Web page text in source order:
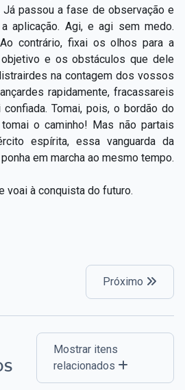
Já passou a fase de observação e
aplicação. Agi, e agi sem medo.
contrário, fixai os olhos para a
e os obstáculos que dele
na contagem dos vossos
rapidamente, fracassareis
Tomai, pois, o bordão do
o caminho! Mas não partais
espírita, essa vanguarda da
em marcha ao mesmo tempo.
voai à conquista do futuro.
Próximo
Mostrar itens
relacionados